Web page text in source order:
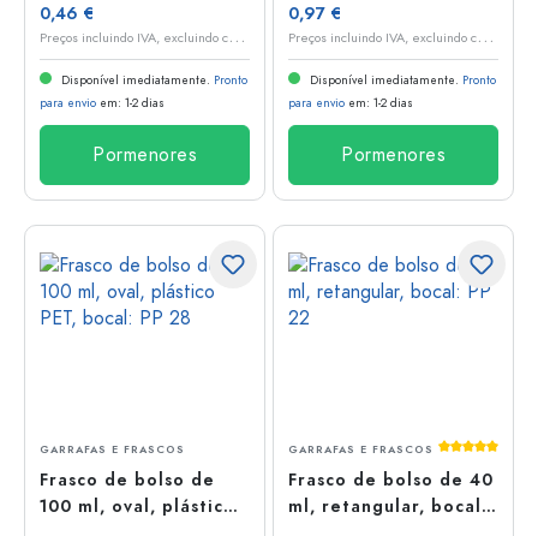
0,46 €
P
reços incluindo IVA, excluindo custos de envio
Disponível imediatamente. Pronto
para envio em: 1-2 dias
Pormenores
0,97 €
P
reços incluindo IVA, excluindo custos de envio
Disponível imediatamente. Pronto
para envio em: 1-2 dias
Pormenores
GARRAFAS E FRASCOS
Frasco de bolso de
100 ml, oval, plástico
GARRAFAS E FRASCOS
Frasco de bolso de 40
ml, retangular, bocal: